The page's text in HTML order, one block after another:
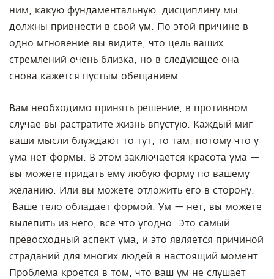
ним, какую фундаментальную дисциплину мы
должны привнести в свой ум. По этой причине в
одно мгновение вы видите, что цель ваших
стремлений очень близка, но в следующее она
снова кажется пустым обещанием.
Вам необходимо принять решение, в противном
случае вы растратите жизнь впустую. Каждый миг
ваши мысли блуждают то тут, то там, потому что у
ума нет формы. В этом заключается красота ума —
вы можете придать ему любую форму по вашему
желанию. Или вы можете отложить его в сторону.
Ваше тело обладает формой. Ум — нет, вы можете
вылепить из него, все что угодно. Это самый
превосходный аспект ума, и это является причиной
страданий для многих людей в настоящий момент.
Проблема кроется в том, что ваш ум не слушает